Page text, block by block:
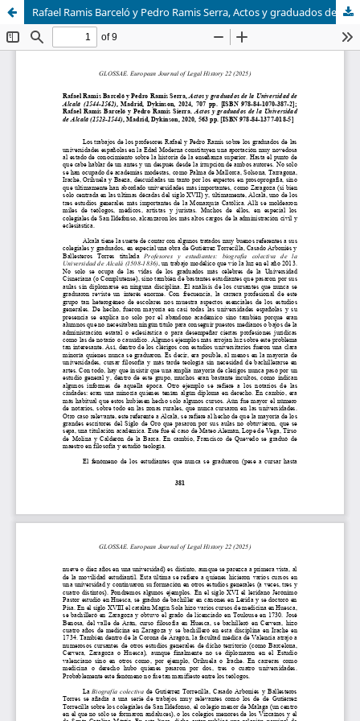
Rafael Ramis Barceló y Pedro Ramis Serra, Actos y graduados de la Universidad de Alcalá (1544-1562), Madrid, Dykinson, 2024, 707 pp. [ISBN 978-84-1070-387-2]; Rafael Ramis Barceló y Pedro Ramis Sierra, Actos y graduados de la Universidad de Alcalá (152